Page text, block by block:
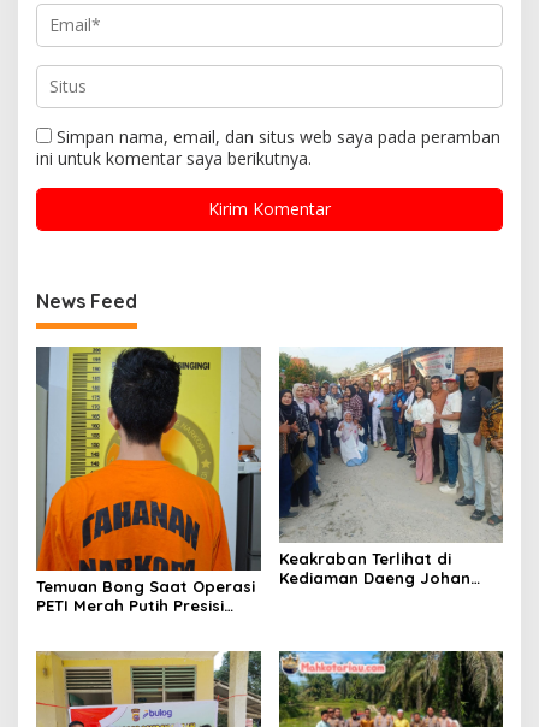
Simpan nama, email, dan situs web saya pada peramban
ini untuk komentar saya berikutnya.
News Feed
Temuan Bong Saat Operasi
PETI Merah Putih Presisi
Sabu
Keakraban Terlihat di
Kediaman Daeng Johan
Grup Info Lalu Lintas
sekaligus Doa Syukuran
Menempati Rumah.